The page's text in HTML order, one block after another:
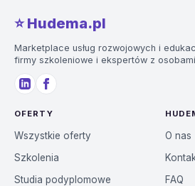
⭐️ Hudema.pl
Marketplace usług rozwojowych i
firmy szkoleniowe i ekspertów z
OFERTY
Wszystkie oferty
Szkolenia
Studia podyplomowe
O nas
FAQ